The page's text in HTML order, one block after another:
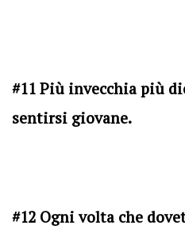
#11 Più invecchia più
sentirsi giovane.
#12 Ogni volta che